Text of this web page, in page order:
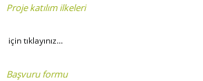
Proje katılım ilkeleri
içintıklayınız...
Başvuru formu